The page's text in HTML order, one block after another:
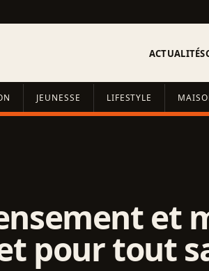
ACTUALITÉS
JEUNESSE LIFESTYLE
et
pour tout